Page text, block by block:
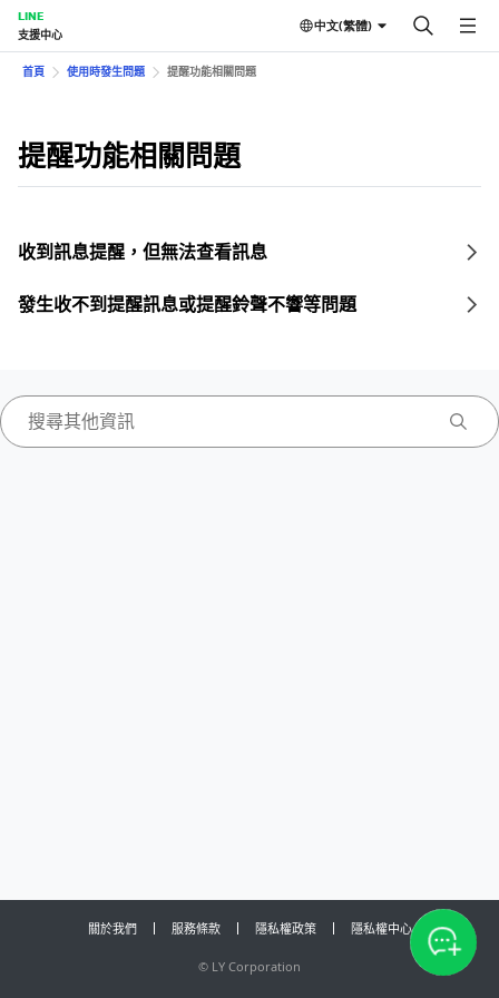
LINE
支援中心
中文(繁體)
首頁 使用時發生問題 提醒功能相關問題
提醒功能相關問題
收到訊息提醒，但無法查看訊息
發生收不到提醒訊息或提醒鈴聲不響等問題
關於我們 服務條款 隱私權政策 隱私權中心
© LY Corporation